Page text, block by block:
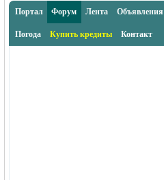
Портал Форум Лента Объявления
Погода Купить кредиты Контакт